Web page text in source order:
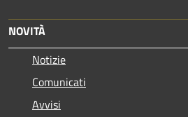
NOVITÀ
Notizie
Comunicati
Avvisi